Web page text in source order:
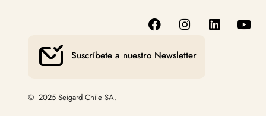
Suscríbete a nuestro Newsletter
© 2025 Seigard Chile SA.